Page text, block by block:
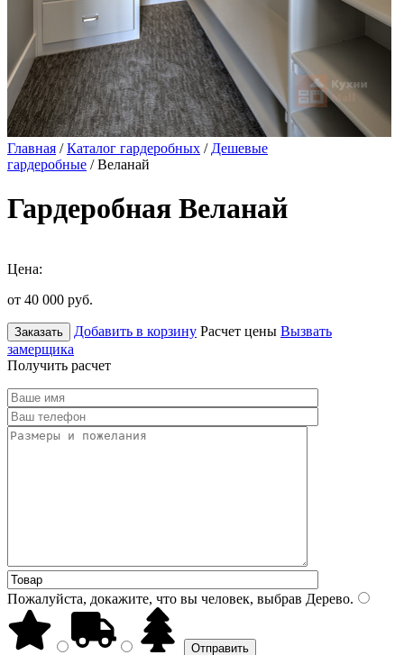
Главная /Каталог гардеробных / Дешевые
гардеробные / Веланай
Гардеробная Веланай
Цена:
от 40 000 руб.
Заказать Добавить в корзину Расчет цены Вызвать
замерщика
Получить расчет
Пожалуйста, докажите, что вы человек, выбрав Дерево.